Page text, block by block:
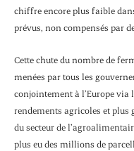
chiffre encore plus faible
prévus, non compensés par
Cette chute du nombre de
menées par tous les
conjointement à l’Europe via
rendements agricoles et
du secteur de
plus eu des millions de